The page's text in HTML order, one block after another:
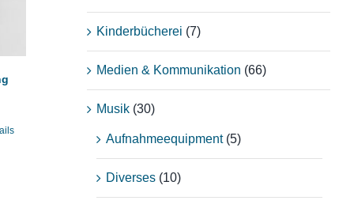
Kinderbücherei (7)
Medien & Kommunikation (66)
Musik (30)
Aufnahmeequipment (5)
Diverses (10)